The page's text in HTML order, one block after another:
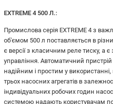
EXTREME 4 500 Л.:
Промислова серія EXTREME 4 з
об'ємом 500 л поставляється в
є версії з класичним реле тиску, а
управління. Автоматичний
надійним і простим у
трьох насосних агрегатів в
індивідуальних робочих годин
системою надають користувачам